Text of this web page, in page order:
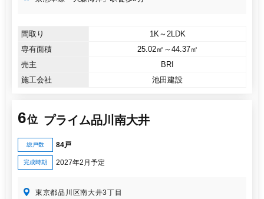
間取り
1K～2LDK
専有面積
25.02㎡～44.37㎡
売主
BRI
施工会社
池田建設
6位 プライム品川南大井
総戸数 84戸
完成時期 2027年2月予定
東京都品川区南大井3丁目